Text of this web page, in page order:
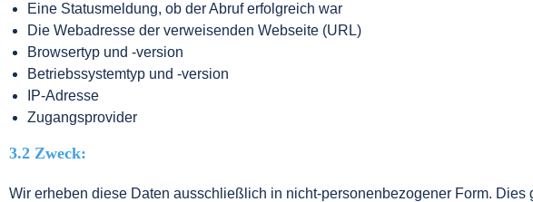
Eine Statusmeldung, ob der Abruf erfolgreich war
Die Webadresse der verweisenden Webseite (URL)
Browsertyp und -version
Betriebssystemtyp und -version
IP-Adresse
Zugangsprovider
3.2 Zweck:
Wir erheben diese Daten ausschließlich in nicht-personenbezogener Form.